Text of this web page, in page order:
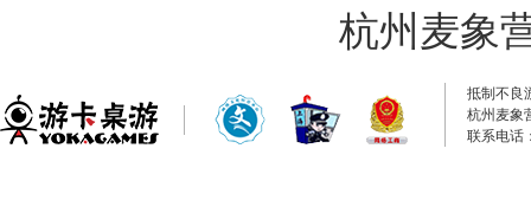
杭州麦象
抵制不良
杭州麦象
联系电话